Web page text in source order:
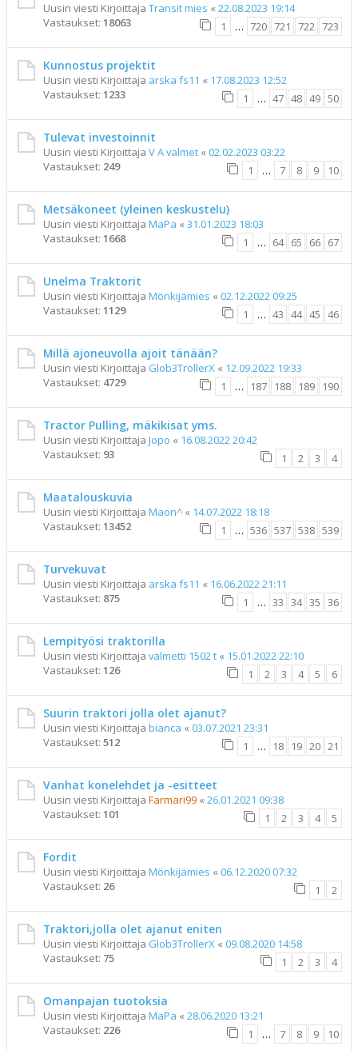
Uusin viesti Kirjoittaja Transit mies « 22.08.2023 19:14
Vastaukset: 18063 1 … 720 721 722 723
Kunnostus projektit
Uusin viesti Kirjoittaja arska fs11 « 17.08.2023 12:52
Vastaukset: 1233 1 … 47 48 49 50
Tulevat investoinnit
Uusin viesti Kirjoittaja V A valmet « 02.02.2023 03:22
Vastaukset: 249 1 … 7 8 9 10
Metsäkoneet (yleinen keskustelu)
Uusin viesti Kirjoittaja MaPa « 31.01.2023 18:03
Vastaukset: 1668 1 … 64 65 66 67
Unelma Traktorit
Uusin viesti Kirjoittaja Mönkijämies « 02.12.2022 09:25
Vastaukset: 1129 1 … 43 44 45 46
Millä ajoneuvolla ajoit tänään?
Uusin viesti Kirjoittaja Glob3TrollerX « 12.09.2022 19:33
Vastaukset: 4729 1 … 187 188 189 190
Tractor Pulling, mäkikisat yms.
Uusin viesti Kirjoittaja Jopo « 16.08.2022 20:42
Vastaukset: 93 1 2 3 4
Maatalouskuvia
Uusin viesti Kirjoittaja Maon^ « 14.07.2022 18:18
Vastaukset: 13452 1 … 536 537 538 539
Turvekuvat
Uusin viesti Kirjoittaja arska fs11 « 16.06.2022 21:11
Vastaukset: 875 1 … 33 34 35 36
Lempityösi traktorilla
Uusin viesti Kirjoittaja valmetti 1502 t « 15.01.2022 22:10
Vastaukset: 126 1 2 3 4 5 6
Suurin traktori jolla olet ajanut?
Uusin viesti Kirjoittaja bianca « 03.07.2021 23:31
Vastaukset: 512 1 … 18 19 20 21
Vanhat konelehdet ja -esitteet
Uusin viesti Kirjoittaja Farmari99 « 26.01.2021 09:38
Vastaukset: 101 1 2 3 4 5
Fordit
Uusin viesti Kirjoittaja Mönkijämies « 06.12.2020 07:32
Vastaukset: 26 1 2
Traktori,jolla olet ajanut eniten
Uusin viesti Kirjoittaja Glob3TrollerX « 09.08.2020 14:58
Vastaukset: 75 1 2 3 4
Omanpajan tuotoksia
Uusin viesti Kirjoittaja MaPa « 28.06.2020 13:21
Vastaukset: 226 1 … 7 8 9 10